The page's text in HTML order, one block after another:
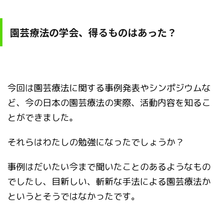
園芸療法の学会、得るものはあった？
今回は園芸療法に関する事例発表やシンポジウムな
ど、今の日本の園芸療法の実際、活動内容を知るこ
とができました。
それらはわたしの勉強になったでしょうか？
事例はだいたい今まで聞いたことのあるようなもの
でしたし、目新しい、斬新な手法による園芸療法か
というとそうではなかったです。